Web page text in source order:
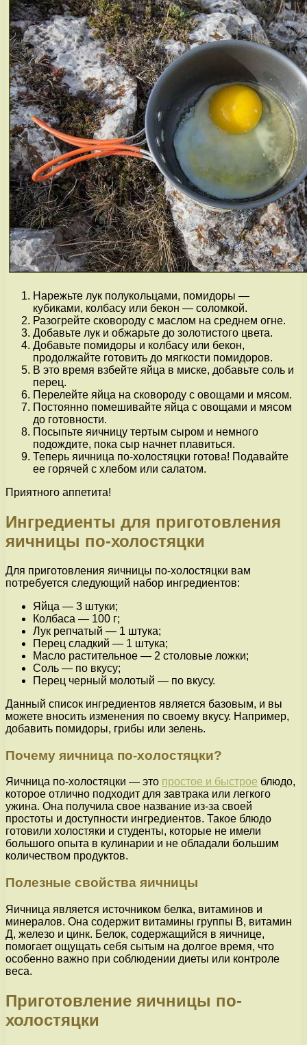
Нарежьте лук полукольцами, помидоры —
кубиками, колбасу или бекон — соломкой.
Разогрейте сковороду с маслом на среднем огне.
Добавьте лук и обжарьте до золотистого цвета.
Добавьте помидоры и колбасу или бекон,
продолжайте готовить до мягкости помидоров.
В это время взбейте яйца в миске, добавьте соль и
перец.
Перелейте яйца на сковороду с овощами и мясом.
Постоянно помешивайте яйца с овощами и мясом
до готовности.
Посыпьте яичницу тертым сыром и немного
подождите, пока сыр начнет плавиться.
Теперь яичница по-холостяцки готова! Подавайте
ее горячей с хлебом или салатом.
Приятного аппетита!
Ингредиенты для приготовления
яичницы по-холостяцки
Для приготовления яичницы по-холостяцки вам
потребуется следующий набор ингредиентов:
Яйца — 3 штуки;
Колбаса — 100 г;
Лук репчатый — 1 штука;
Перец сладкий — 1 штука;
Масло растительное — 2 столовые ложки;
Соль — по вкусу;
Перец черный молотый — по вкусу.
Данный список ингредиентов является базовым, и вы
можете вносить изменения по своему вкусу. Например,
добавить помидоры, грибы или зелень.
Почему яичница по-холостяцки?
Яичница по-холостяцки — это простое и быстрое блюдо,
которое отлично подходит для завтрака или легкого
ужина. Она получила свое название из-за своей
простоты и доступности ингредиентов. Такое блюдо
готовили холостяки и студенты, которые не имели
большого опыта в кулинарии и не обладали большим
количеством продуктов.
Полезные свойства яичницы
Яичница является источником белка, витаминов и
минералов. Она содержит витамины группы В, витамин
Д, железо и цинк. Белок, содержащийся в яичнице,
помогает ощущать себя сытым на долгое время, что
особенно важно при соблюдении диеты или контроле
веса.
Приготовление яичницы по-
холостяцки